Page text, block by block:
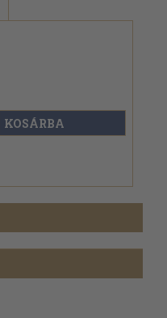
KOSÁRBA